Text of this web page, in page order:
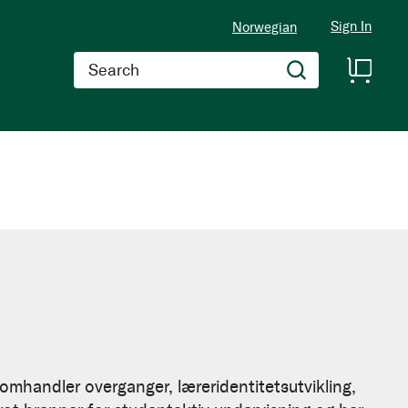
Norwegian Sign In
Search
overganger, læreridentitetsutvikling,